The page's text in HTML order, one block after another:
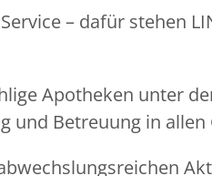
– dafür stehen
Apotheken unter
und Betreuung in